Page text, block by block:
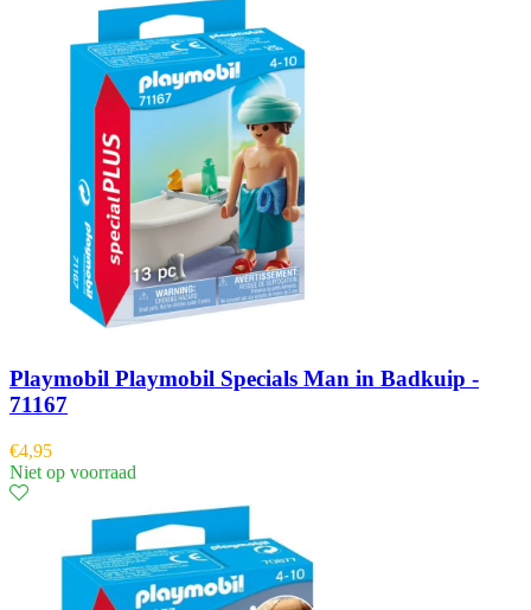
Playmobil Playmobil Specials Man in Badkuip -
71167
€4,95
Niet op voorraad